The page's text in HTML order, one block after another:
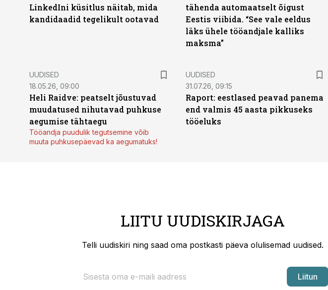
LinkedIni küsitlus näitab, mida
kandidaadid tegelikult ootavad
tähenda automaatselt õigust
Eestis viibida. “See vale eeldus
läks ühele tööandjale kalliks
maksma”
UUDISED
18.05.26, 09:00
Heli Raidve: peatselt jõustuvad
muudatused nihutavad puhkuse
aegumise tähtaegu
Tööandja puudulik tegutsemine võib
muuta puhkusepäevad ka aegumatuks!
UUDISED
31.07.26, 09:15
Raport: eestlased peavad panema
end valmis 45 aasta pikkuseks
tööeluks
LIITU UUDISKIRJAGA
Telli uudiskiri ning saad oma postkasti päeva olulisemad uudised.
Liitun